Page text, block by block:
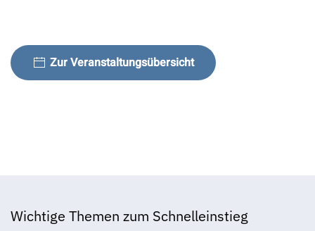
Zur Veranstaltungsübersicht
Wichtige Themen zum Schnelleinstieg